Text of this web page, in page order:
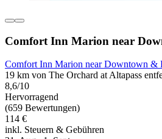
Comfort Inn Marion near
Comfort Inn Marion near Downtown &
19 km von The Orchard at Altapass
8,6/10
Hervorragend
(659 Bewertungen)
114 €
inkl. Steuern & Gebühren